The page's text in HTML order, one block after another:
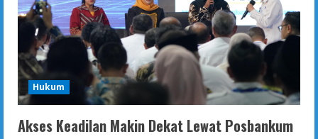
Hukum
Akses Keadilan Makin Dekat Lewat Posbankum